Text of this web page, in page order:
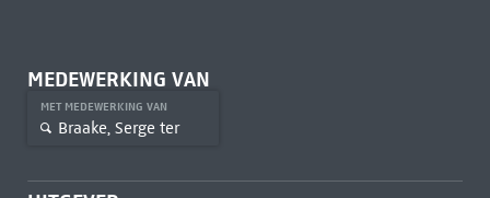
MEDEWERKING VAN
MET MEDEWERKING VAN
Braake, Serge ter